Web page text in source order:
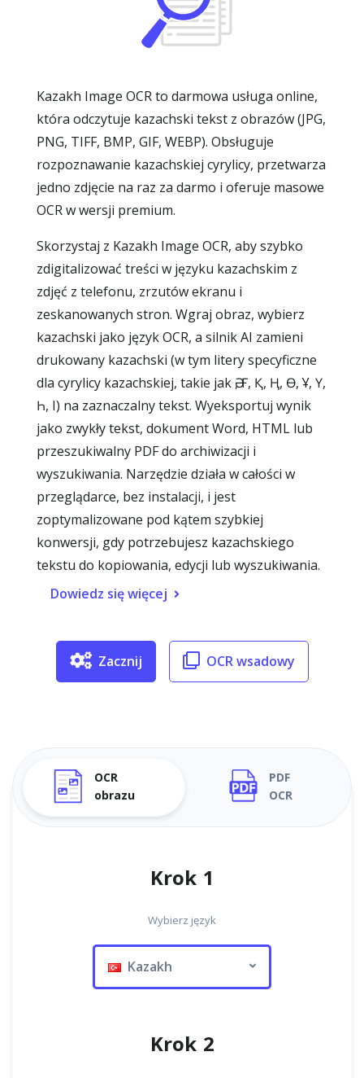
Kazakh Image OCR to darmowa usługa online,
która odczytuje kazachski tekst z obrazów (JPG,
PNG, TIFF, BMP, GIF, WEBP). Obsługuje
rozpoznawanie kazachskiej cyrylicy, przetwarza
jedno zdjęcie na raz za darmo i oferuje masowe
OCR w wersji premium.
Skorzystaj z Kazakh Image OCR, aby szybko
zdigitalizować treści w języku kazachskim z
zdjęć z telefonu, zrzutów ekranu i
zeskanowanych stron. Wgraj obraz, wybierz
kazachski jako język OCR, a silnik AI zamieni
drukowany kazachski (w tym litery specyficzne
dla cyrylicy kazachskiej, takie jak Ә, Ғ, Қ, Ң, Ө, Ұ, Ү,
Һ, І) na zaznaczalny tekst. Wyeksportuj wynik
jako zwykły tekst, dokument Word, HTML lub
przeszukiwalny PDF do archiwizacji i
wyszukiwania. Narzędzie działa w całości w
przeglądarce, bez instalacji, i jest
zoptymalizowane pod kątem szybkiej
konwersji, gdy potrzebujesz kazachskiego
tekstu do kopiowania, edycji lub wyszukiwania.
Dowiedz się więcej
Zacznij OCR wsadowy
OCR
obrazu
PDF
OCR
Krok 1
Wybierz język
Kazakh
Krok 2